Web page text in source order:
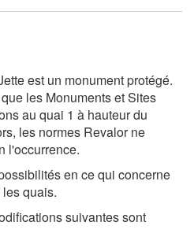
est un monument protégé.
les Monuments et Sites
au quai 1 à hauteur du
les normes Revalor ne
l'occurrence.
en ce qui concerne
quais.
suivantes sont